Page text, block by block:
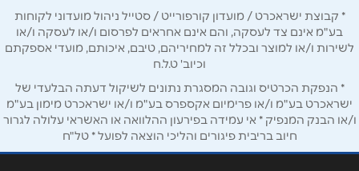
אנא חזרו אלי בקשר ל...
הודעה*
* קבוצת ישראכרט / מועדון קורפורייט / סטייל ניהול מועדוני לקוחות
בע"מ אינם צד לעסקה, והם אינם אחראים לפרסום ו/או לעסקה ו/או
לשירות ו/או למוצר ובכלל זה למחיריהם, טיבם, איכותם, מועדי אספקתם
וכיוב' ט.ל.ח
* הנפקת הכרטיס וגובה המסגרת נתונים לשיקול דעתה הבלעדי של
ישראכרט בע"מ ו/או פרימיום אקספרס בע"מ ו/או ישראכרט מימון בע"מ
ו/או הבנק המנפיק * אי עמידה בפירעון ההלוואה או האשראי עלולה לגרור
חיוב בריבית פיגורים והליכי הוצאה לפועל * טל"ח